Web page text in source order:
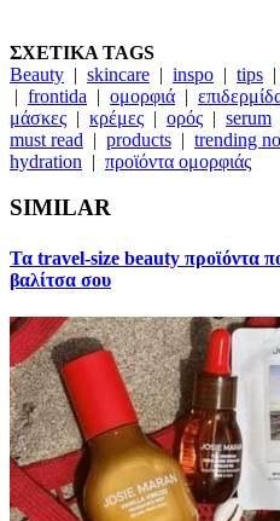
ΣΧΕΤΙΚΑ TAGS
Beauty | skincare | inspo | tips |
| frontida | ομορφιά |
μάσκες | κρέμες | ορός | serum
must read | products | trending
hydration | προϊόντα ομορφιάς
SIMILAR
Τα travel-size beauty προϊόντα
βαλίτσα σου